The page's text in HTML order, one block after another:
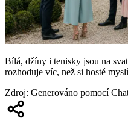
Bílá, džíny i tenisky jsou na
rozhoduje víc, než si hosté
Zdroj: Generováno pomocí